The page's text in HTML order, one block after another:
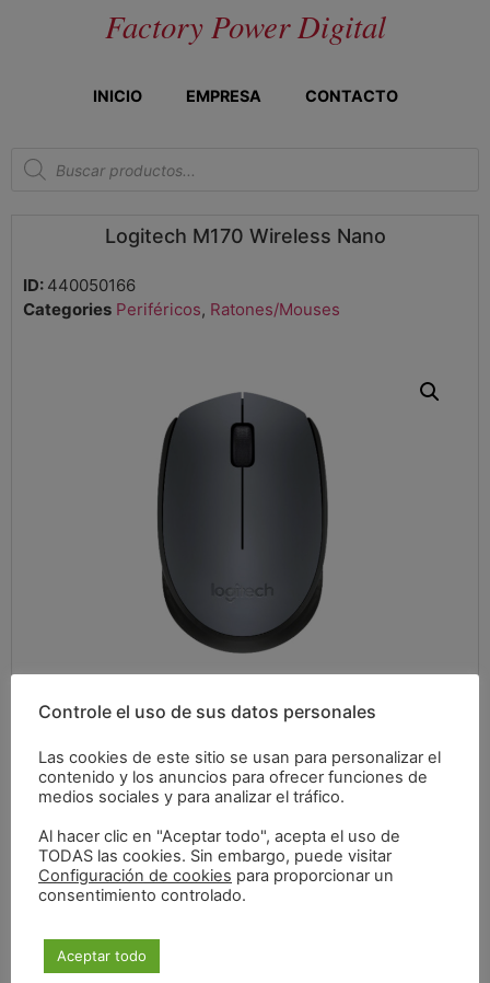
Factory Power Digital
INICIO EMPRESA CONTACTO
Logitech M170 Wireless Nano
ID: 440050166
Categories Periféricos, Ratones/Mouses
18,43€
IVA incluido
Especificaciones
Controle el uso de sus datos personales
Las cookies de este sitio se usan para personalizar el
contenido y los anuncios para ofrecer funciones de
medios sociales y para analizar el tráfico.
Al hacer clic en "Aceptar todo", acepta el uso de
TODAS las cookies. Sin embargo, puede visitar
Configuración de cookies para proporcionar un
consentimiento controlado.
Aceptar todo